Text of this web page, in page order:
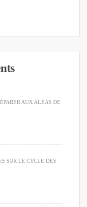
AUX ALÉAS DE
SUR LE CYCLE DES